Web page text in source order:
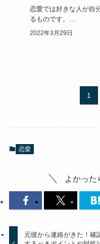
恋愛では好きな人が自
るものです。
少しでも冷たいと感じ
2022年3月29日
1
恋愛
よかった
元彼から連絡がきた！確